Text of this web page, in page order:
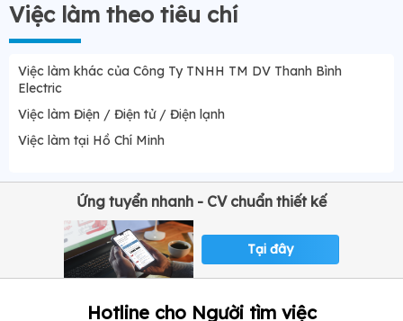
Việc làm theo tiêu chí
Việc làm khác của Công Ty TNHH TM DV Thanh Bình
Electric
Việc làm Điện / Điện tử / Điện lạnh
Việc làm tại Hồ Chí Minh
Ứng tuyển nhanh - CV chuẩn thiết kế
Tại đây
Hotline cho Người tìm việc